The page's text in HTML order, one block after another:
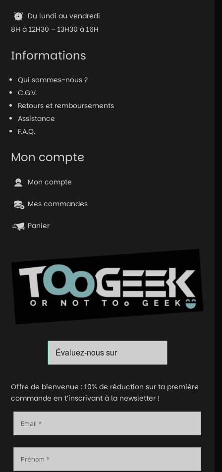
Du lundi au vendredi
8H à 12H30 – 13H30 à 16H
Informations
Qui sommes-nous ?
C.G.V.
Retours et remboursements
Assistance
F.A.Q.
Mon compte
Mon compte
Mes commandes
Panier
Offre de bienvenue : 10% de réduction sur ta première
commande en t’inscrivant à la newsletter !